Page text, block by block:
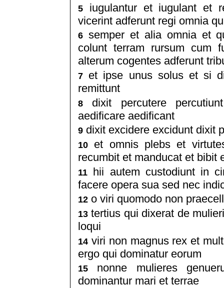
5
iugulantur et iugulant et
vicerint adferunt regi omnia
6 semper et alia omnia et
colunt terram rursum cum
alterum cogentes adferunt
7 et ipse unus solus et si
remittunt
8
dixit percutere
aedificare aedificant
9 dixit excidere excidunt dixit
10
et omnis plebs et
recumbit et manducat et bibit
11 hii autem custodiunt in
facere opera sua sed nec
12 o viri quomodo non
13 tertius qui dixerat de
loqui
14 viri non magnus rex et
ergo qui dominatur eorum
15
nonne mulieres
dominantur mari et terrae